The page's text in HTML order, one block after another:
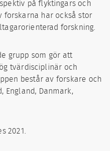
på flyktingars och
forskarna har också stor
forskning.
grupp som gör att
tvärdisciplinär och
består av forskare och
England, Danmark,
2021.